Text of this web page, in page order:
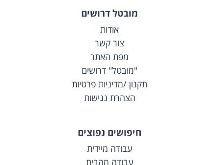
מובטל דרושים
אודות
צור קשר
מפת האתר
"מובטל" דרושים
תקנון /מדיניות פרטיות
הצהרת נגישות
חיפושים נפוצים
עבודה מיידית
עבודה מהבית